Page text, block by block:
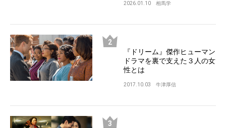
2026.01.10 相馬学
『ドリーム』傑作ヒューマン
ドラマを裏で支えた３人の女
性とは
2017.10.03 牛津厚信